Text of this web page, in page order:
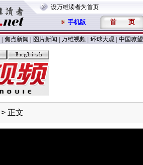
设万维读者为首页
手机版 首 页
焦点新闻 图片新闻 万维视频 环球大观 中国嘹望
> 正文